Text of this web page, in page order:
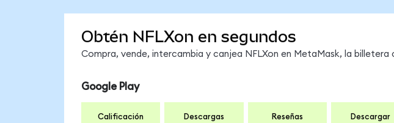
Obtén NFLXon en segundos
Compra, vende, intercambia y canjea NFLXon en MetaMask, la
Google Play
Calificación Descargas Reseñas Descargar